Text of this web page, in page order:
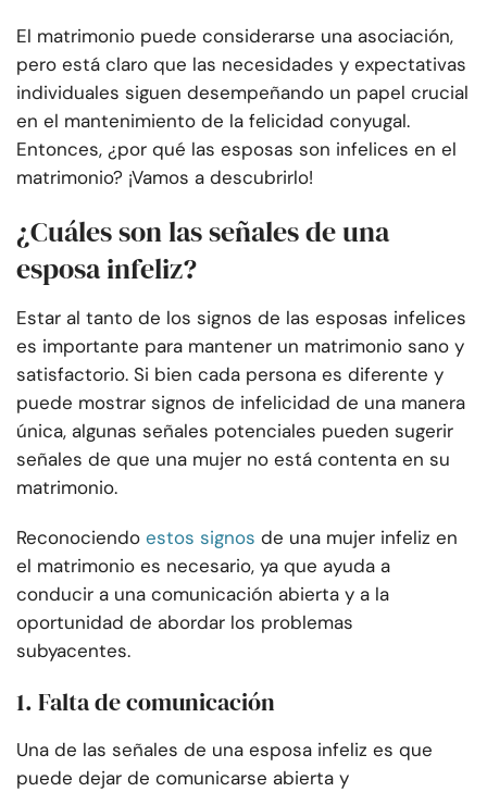
El matrimonio puede considerarse una asociación,
pero está claro que las necesidades y expectativas
individuales siguen desempeñando un papel crucial
en el mantenimiento de la felicidad conyugal.
Entonces, ¿por qué las esposas son infelices en el
matrimonio? ¡Vamos a descubrirlo!
¿Cuáles son las señales de una
esposa infeliz?
Estar al tanto de los signos de las esposas infelices
es importante para mantener un matrimonio sano y
satisfactorio. Si bien cada persona es diferente y
puede mostrar signos de infelicidad de una manera
única, algunas señales potenciales pueden sugerir
señales de que una mujer no está contenta en su
matrimonio.
Reconociendo estos signos de una mujer infeliz en
el matrimonio es necesario, ya que ayuda a
conducir a una comunicación abierta y a la
oportunidad de abordar los problemas
subyacentes.
1. Falta de comunicación
Una de las señales de una esposa infeliz es que
puede dejar de comunicarse abierta y